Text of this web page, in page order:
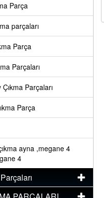
Parça
parçaları
Parça
Parçaları
Parçaları
Parça
ayna ,megane 4
4